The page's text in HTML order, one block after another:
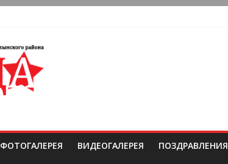
ФОТОГАЛЕРЕЯ ВИДЕОГАЛЕРЕЯ ПОЗДРАВЛЕНИЯ